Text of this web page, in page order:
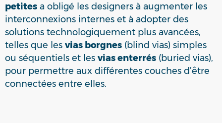
petites a obligé les designers à augmenter les
interconnexions internes et à adopter des
solutions technologiquement plus avancées,
telles que les vias borgnes (blind vias) simples
ou séquentiels et les vias enterrés (buried vias),
pour permettre aux différentes couches d’être
connectées entre elles.